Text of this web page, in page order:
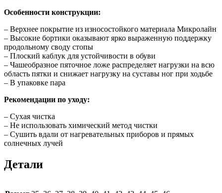
Особенности конструкции:
– Верхнее покрытие из износостойкого материала Микролайн
– Высокие бортики оказывают ярко выраженную поддержку
продольному своду стопы
– Плоский каблук для устойчивости в обуви
– Чашеобразное пяточное ложе распределяет нагрузки на всю
область пятки и снижает нагрузку на суставы ног при ходьбе
– В упаковке пара
Рекомендации по уходу:
– Сухая чистка
– Не использовать химический метод чистки
– Сушить вдали от нагревательных приборов и прямых
солнечных лучей
Детали